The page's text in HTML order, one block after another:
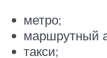
метро;
маршрутный
такси;